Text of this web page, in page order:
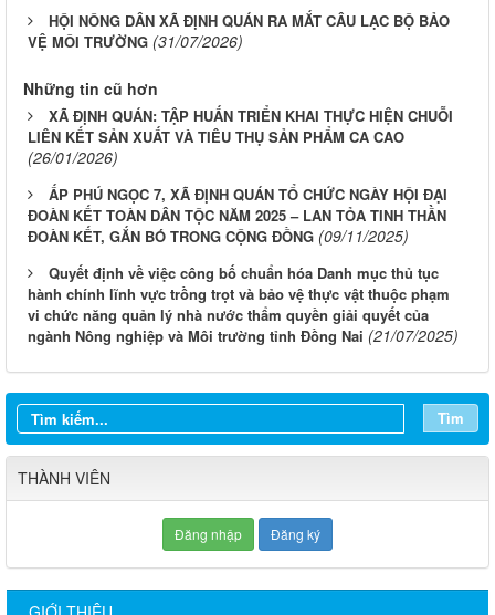
HỘI NÔNG DÂN XÃ ĐỊNH QUÁN RA MẮT CÂU LẠC BỘ BẢO
VỆ MÔI TRƯỜNG (31/07/2026)
Những tin cũ hơn
XÃ ĐỊNH QUÁN: TẬP HUẤN TRIỂN KHAI THỰC HIỆN CHUỖI
LIÊN KẾT SẢN XUẤT VÀ TIÊU THỤ SẢN PHẨM CA CAO
(26/01/2026)
ẤP PHÚ NGỌC 7, XÃ ĐỊNH QUÁN TỔ CHỨC NGÀY HỘI ĐẠI
ĐOÀN KẾT TOÀN DÂN TỘC NĂM 2025 – LAN TỎA TINH THẦN
ĐOÀN KẾT, GẮN BÓ TRONG CỘNG ĐỒNG (09/11/2025)
Quyết định về việc công bố chuẩn hóa Danh mục thủ tục
hành chính lĩnh vực trồng trọt và bảo vệ thực vật thuộc phạm
vi chức năng quản lý nhà nước thẩm quyền giải quyết của
ngành Nông nghiệp và Môi trường tỉnh Đồng Nai (21/07/2025)
Tìm
THÀNH VIÊN
Đăng nhập Đăng ký